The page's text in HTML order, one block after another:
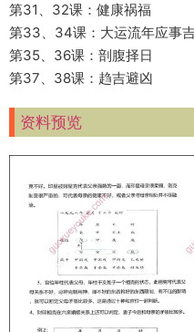
第31、32课：健康祸福
第33、34课：大运流年应事
第35、36课：剖腹择日
第37、38课：趋吉避凶
资料预览